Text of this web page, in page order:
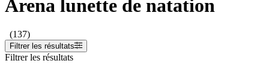
Arena lunette de natation
(137)
Filtrer les résultats
Filtrer les résultats